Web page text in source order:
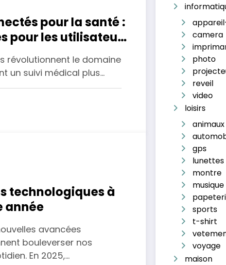
pour la santé :
pour les utilisateurs
révolutionnent le domaine
un suivi médical plus…
technologiques à
année
avancées
bouleverser nos
En 2025,…
camera
photo
reveil
video
loisirs
animaux
gps
lunettes
montre
musique
sports
t-shirt
voyage
maison